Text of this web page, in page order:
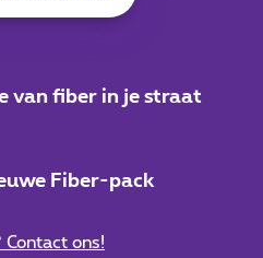
van fiber in je straat
Fiber-pack
Contact ons!